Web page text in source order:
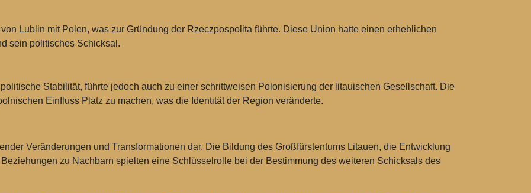
Lublin mit Polen, was zur Gründung der Rzeczpospolita führte. Diese Union hatte einen erheblichen
sein politisches Schicksal.
Stabilität, führte jedoch auch zu einer schrittweisen Polonisierung der litauischen Gesellschaft. Die
Einfluss Platz zu machen, was die Identität der Region veränderte.
Veränderungen und Transformationen dar. Die Bildung des Großfürstentums Litauen, die Entwicklung
zu Nachbarn spielten eine Schlüsselrolle bei der Bestimmung des weiteren Schicksals des